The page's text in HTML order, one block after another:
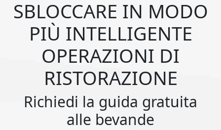
SBLOCCARE IN MODO
PIÙ INTELLIGENTE
OPERAZIONI DI
RISTORAZIONE
Richiedi la guida gratuita
alle bevande